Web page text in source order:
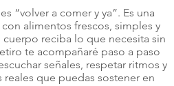
“volver a comer y ya”. Es una
alimentos frescos, simples y
reciba lo que necesita sin
te acompañaré paso a paso
señales, respetar ritmos y
reales que puedas sostener en